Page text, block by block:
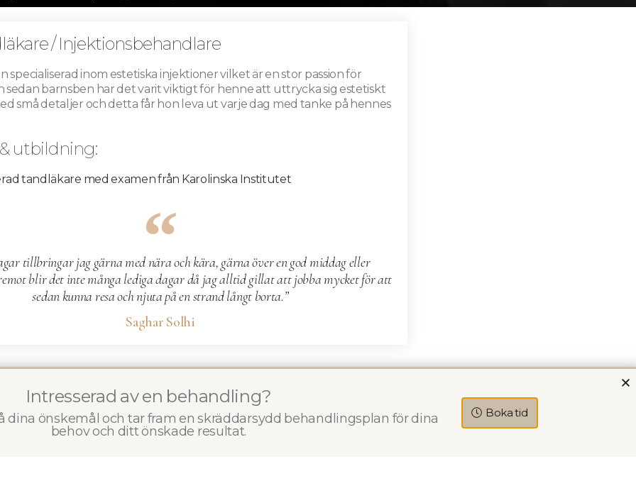
/ Injektionsbehandlare
specialiserad inom estetiska injektioner vilket är en stor passion för
sedan barnsben har det varit viktigt för henne att uttrycka sig estetiskt
små detaljer och detta får hon leva ut varje dag med tanke på hennes
utbildning:
tandläkare med examen från Karolinska Institutet
tillbringar jag gärna med nära och kära, gärna över en god middag eller
blir det inte många lediga dagar då jag alltid gillat att jobba mycket för att
sedan kunna resa och njuta på en strand långt borta.”
Saghar Solhi
utför Saghar behandlingar som
muskelavslappnande medel,PRP, hudföryngring samt
Intresserad av en behandling?
dina önskemål och tar fram en skräddarsydd behandlingsplan för dina
behov och ditt önskade resultat.
Boka tid